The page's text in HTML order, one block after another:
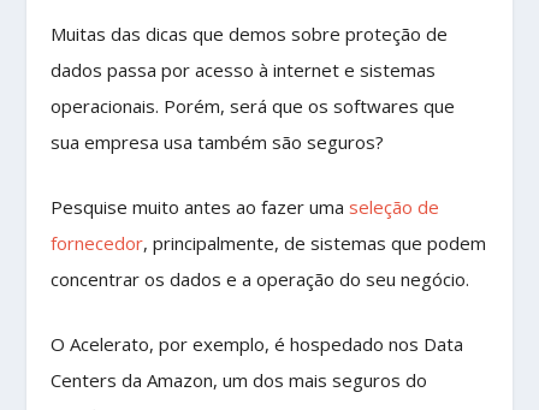
Muitas das dicas que demos sobre proteção de
dados passa por acesso à internet e sistemas
operacionais. Porém, será que os softwares que
sua empresa usa também são seguros?
Pesquise muito antes ao fazer umaseleção de
fornecedor, principalmente, de sistemas que podem
concentrar os dados e a operação do seu negócio.
O Acelerato, por exemplo, é hospedado nos Data
Centers da Amazon, um dos mais seguros do